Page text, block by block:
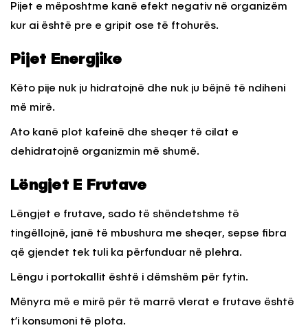
Pijet e mëposhtme kanë efekt negativ në organizëm
kur ai është pre e gripit ose të ftohurës.
Pijet Energjike
Këto pije nuk ju hidratojnë dhe nuk ju bëjnë të ndiheni
më mirë.
Ato kanë plot kafeinë dhe sheqer të cilat e
dehidratojnë organizmin më shumë.
Lëngjet E Frutave
Lëngjet e frutave, sado të shëndetshme të
tingëllojnë, janë të mbushura me sheqer, sepse fibra
që gjendet tek tuli ka përfunduar në plehra.
Lëngu i portokallit është i dëmshëm për fytin.
Mënyra më e mirë për të marrë vlerat e frutave është
t’i konsumoni të plota.